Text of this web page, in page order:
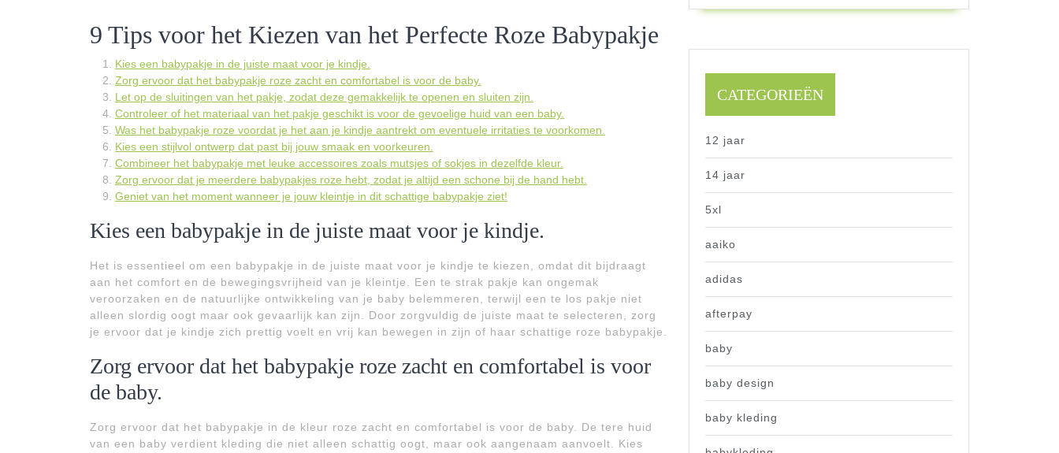
9 Tips voor het Kiezen van het Perfecte Roze Babypakje
Kies een babypakje in de juiste maat voor je kindje.
Zorg ervoor dat het babypakje roze zacht en comfortabel is voor de baby.
Let op de sluitingen van het pakje, zodat deze gemakkelijk te openen en sluiten zijn.
Controleer of het materiaal van het pakje geschikt is voor de gevoelige huid van een baby.
Was het babypakje roze voordat je het aan je kindje aantrekt om eventuele irritaties te voorkomen.
Kies een stijlvol ontwerp dat past bij jouw smaak en voorkeuren.
Combineer het babypakje met leuke accessoires zoals mutsjes of sokjes in dezelfde kleur.
Zorg ervoor dat je meerdere babypakjes roze hebt, zodat je altijd een schone bij de hand hebt.
Geniet van het moment wanneer je jouw kleintje in dit schattige babypakje ziet!
Kies een babypakje in de juiste maat voor je kindje.
Het is essentieel om een babypakje in de juiste maat voor je kindje te kiezen, omdat dit bijdraagt
aan het comfort en de bewegingsvrijheid van je kleintje. Een te strak pakje kan ongemak
veroorzaken en de natuurlijke ontwikkeling van je baby belemmeren, terwijl een te los pakje niet
alleen slordig oogt maar ook gevaarlijk kan zijn. Door zorgvuldig de juiste maat te selecteren, zorg
je ervoor dat je kindje zich prettig voelt en vrij kan bewegen in zijn of haar schattige roze babypakje.
Zorg ervoor dat het babypakje roze zacht en comfortabel is voor
de baby.
Zorg ervoor dat het babypakje in de kleur roze zacht en comfortabel is voor de baby. De tere huid
van een baby verdient kleding die niet alleen schattig oogt, maar ook aangenaam aanvoelt. Kies
CATEGORIEËN
12 jaar
14 jaar
5xl
aaiko
adidas
afterpay
baby
baby design
baby kleding